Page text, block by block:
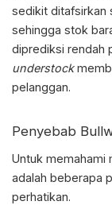
sedikit ditafsirkan
sehingga stok
diprediksi rendah
understock
pelanggan.
Penyebab
Untuk memahami
adalah beberapa
perhatikan.